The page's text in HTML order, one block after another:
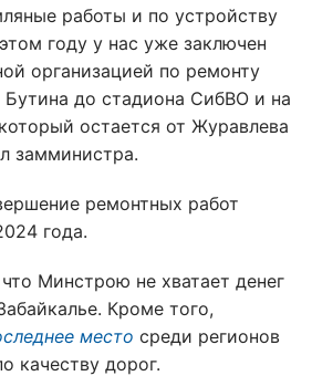
работы и по устройству
году у нас уже заключен
организацией по ремонту
Бутина до стадиона СибВО и на
остается от Журавлева
замминистра.
ремонтных работ
года.
что Минстрою не хватает денег
Кроме того,
место среди регионов
качеству дорог.